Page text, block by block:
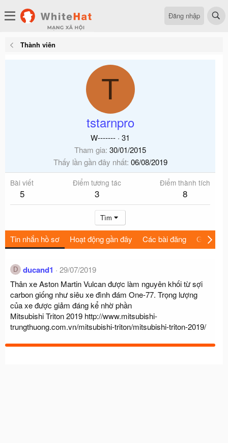
Đăng nhập
Thành viên
T
tstarnpro
W------- · 31
Tham gia 30/01/2015
Thấy lần gần đây nhất 06/08/2019
Bài viết
5
Điểm tương tác
3
Điểm thành tích
8
Tìm
Tin nhắn hồ sơ Hoạt động gần đây Các bài đăng Giới thiệu
D ducand1
29/07/2019
Thân xe Aston Martin Vulcan được làm nguyên khối từ sợi
carbon giống như siêu xe đình đám One-77. Trọng lượng
của xe được giảm đáng kể nhờ phần
Mitsubishi Triton 2019 http://www.mitsubishi-
trungthuong.com.vn/mitsubishi-triton/mitsubishi-triton-2019/